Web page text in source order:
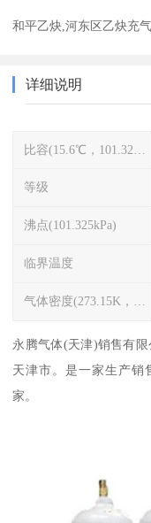
和平乙炔,河东区乙炔充
详细说明
等级
沸点(101.325kPa)
临界温度
永腾气体(天津)销售有
天津市。是一家生产销
家。